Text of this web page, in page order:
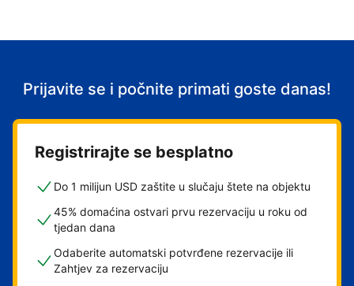
Prijavite se i počnite primati goste danas!
Registrirajte se besplatno
Do 1 milijun USD zaštite u slučaju štete na objektu
45% domaćina ostvari prvu rezervaciju u roku od
tjedan dana
Odaberite automatski potvrđene rezervacije ili
Zahtjev za rezervaciju